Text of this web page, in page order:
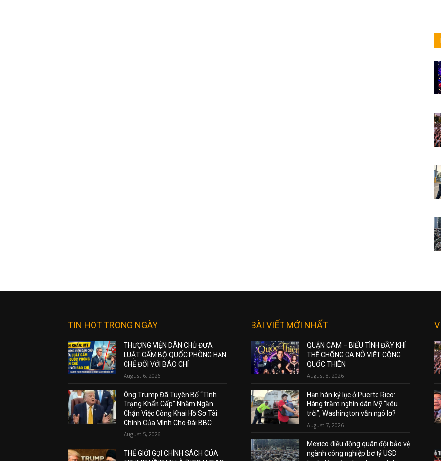
TIN HOT TRONG NGÀY
THƯỢNG VIỆN DÂN CHỦ ĐƯA
LUẬT CẤM BỘ QUỐC PHÒNG HẠN
CHẾ ĐỐI VỚI BÁO CHÍ
August 6, 2026
Ông Trump Đã Tuyên Bố “Tình
Trạng Khẩn Cấp” Nhằm Ngăn
Chặn Việc Công Khai Hồ Sơ Tài
Chính Của Mình Cho Đài BBC
August 5, 2026
THẾ GIỚI GỌI CHÍNH SÁCH CỦA
BÀI VIẾT MỚI NHẤT
QUẬN CAM – BIỂU TÌNH ĐẦY KHÍ
THẾ CHỐNG CA NÔ VIỆT CỘNG
QUỐC THIÊN
August 8, 2026
Hạn hán kỷ lục ở Puerto Rico:
Hàng trăm nghìn dân Mỹ “kêu
trời”, Washington vẫn ngó lơ?
August 7, 2026
Mexico điều động quân đội bảo vệ
ngành công nghiệp bơ tỷ USD